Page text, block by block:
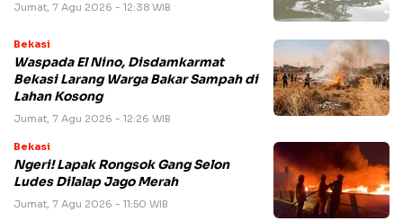
Jumat, 7 Agu 2026 - 12:38 WIB
Bekasi
Waspada El Nino, Disdamkarmat
Bekasi Larang Warga Bakar Sampah di
Lahan Kosong
Jumat, 7 Agu 2026 - 12:26 WIB
Bekasi
Ngeri! Lapak Rongsok Gang Selon
Ludes Dilalap Jago Merah
Jumat, 7 Agu 2026 - 11:50 WIB